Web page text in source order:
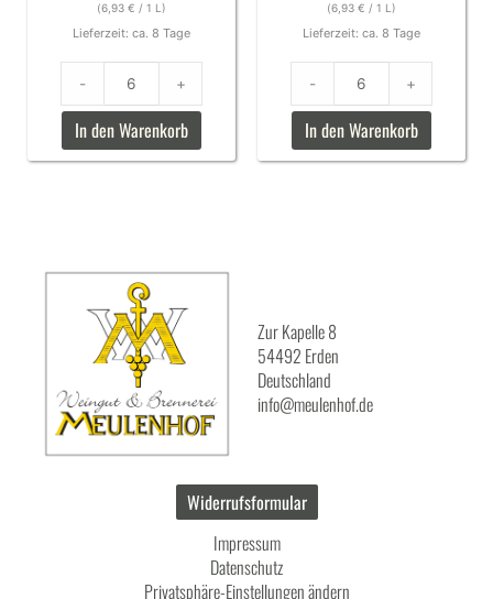
(6,93 € / 1 L)
Lieferzeit: ca. 8 Tage
- +
In den Warenkorb
(6,93 € / 1 L)
Lieferzeit: ca. 8 Tage
- +
In den Warenkorb
Zur Kapelle 8
54492 Erden
Deutschland
info@meulenhof.de
Widerrufsformular
Impressum
Datenschutz
Privatsphäre-Einstellungen ändern